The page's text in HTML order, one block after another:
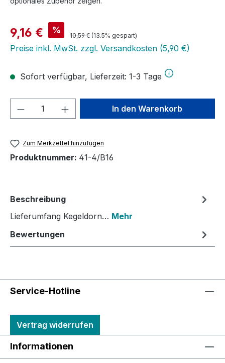
Verkaufspreis:
9,16 € % Regulärer Preis:
10,59 € (13.5% gespart)
Preise inkl. MwSt. zzgl. Versandkosten (5,90 €)
Sofort verfügbar, Lieferzeit: 1-3 Tage
Produkt Anzahl: Gib denIn den Warenkorb
Zum Merkzettel hinzufügen
Produktnummer: 41-4/B16
Beschreibung
Lieferumfang Kegeldorn… Mehr
Bewertungen
Service-Hotline
Vertrag widerrufen
Informationen